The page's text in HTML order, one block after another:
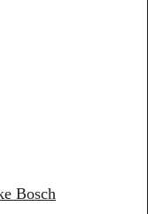
Bosch